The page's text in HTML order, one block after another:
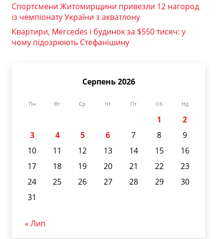
Спортсмени Житомирщини привезли 12 нагород
із чемпіонату України з акватлону
Квартири, Mercedes і будинок за $550 тисяч: у
чому підозрюють Стефанішину
Серпень 2026
Пн Вт Ср Чт Пт Сб Нд
1
2
3
4 5 6 7 8
9
10
11 12 13 14 15
16
17
18 19 20 21 22
23
24
25 26 27 28 29
30
31
« Лип